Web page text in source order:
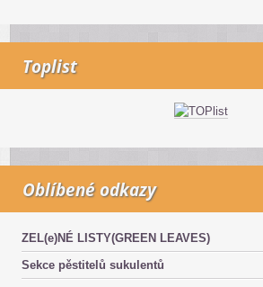
Toplist
Oblíbené odkazy
ZEL(e)NÉ LISTY(GREEN LEAVES)
Sekce pěstitelů sukulentů